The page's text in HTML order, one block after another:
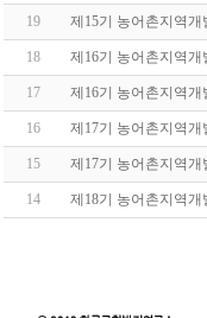
19 제15기 농어촌지역
18 제16기 농어촌지역
17 제16기 농어촌지역
16 제17기 농어촌지역
15 제17기 농어촌지역
14 제18기 농어촌지역